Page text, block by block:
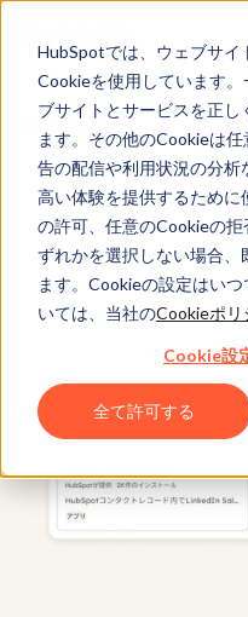
HubSpotでは、ウェブサイ
Cookieを使用しています
ブサイトとサービスを正し
ます。その他のCookieは
告の配信や利用状況の分
高い体験を提供するため
の許可、任意のCookieの
ずれかを選択しない場合
ます。Cookieの設定はい
いては、当社のCookieポリ
Cookie設
全て許可する
全ての製品